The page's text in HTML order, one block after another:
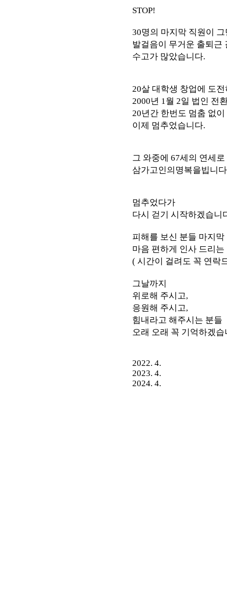
STOP!
30명의 마지막 직원이
발걸음이 무거운 출퇴근
수고가 많았습니다.
20살 대학생 창업에 도
2000년 1월 2일 법인 전
20년간 한번도 멈춤 없
이제 멈추었습니다.
그 와중에 67세의 연세
삼가고인의명복을빕니
멈추었다가
다시 걷기 시작하겠습니
피해를 보신 분들 마지막
마음 편하게 인사 드리
( 시간이 걸려도 꼭 연락
그날까지
위로해 주시고,
응원해 주시고,
힘내라고 해주시는 분들
오래 오래 꼭 기억하겠습
2022. 4.
2023. 4.
2024. 4.